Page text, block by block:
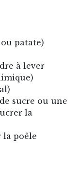
patate)
à lever
sucre ou une
la
la poêle